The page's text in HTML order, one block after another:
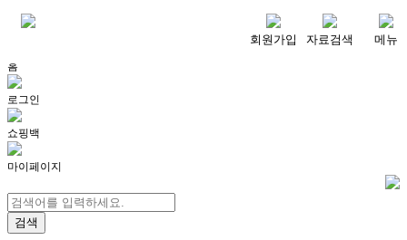
회원가입 자료검색 메뉴
홈
로그인
쇼핑백
마이페이지